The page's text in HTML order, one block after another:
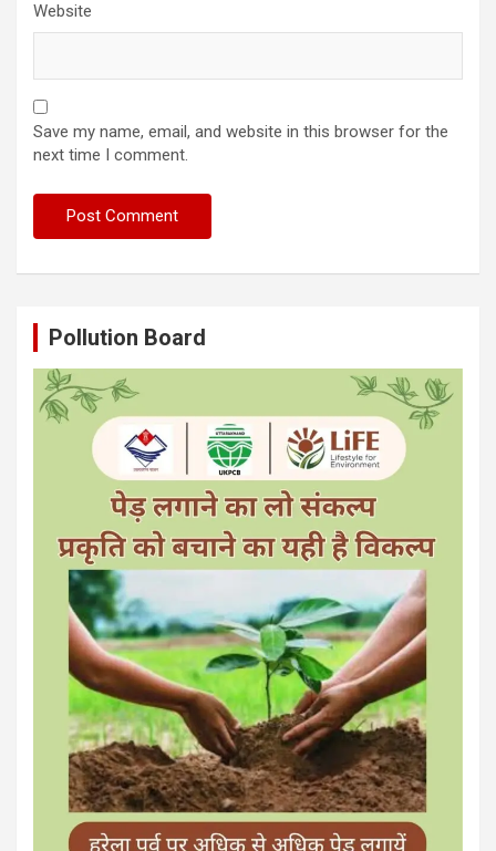
Website
Save my name, email, and website in this browser for the
next time I comment.
Pollution Board